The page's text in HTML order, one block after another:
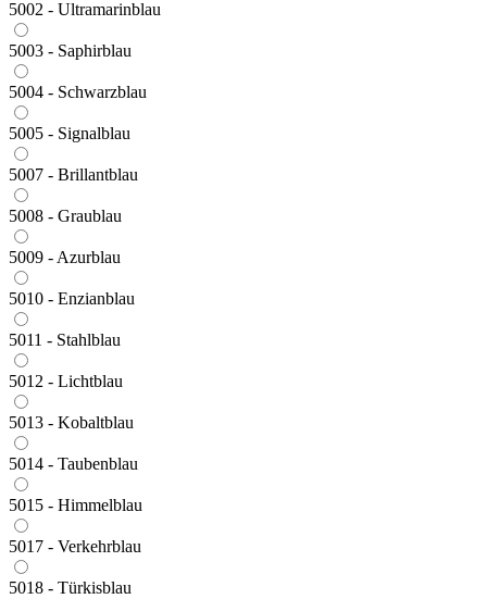
5002 - Ultramarinblau
5003 - Saphirblau
5004 - Schwarzblau
5005 - Signalblau
5007 - Brillantblau
5008 - Graublau
5009 - Azurblau
5010 - Enzianblau
5011 - Stahlblau
5012 - Lichtblau
5013 - Kobaltblau
5014 - Taubenblau
5015 - Himmelblau
5017 - Verkehrblau
5018 - Türkisblau